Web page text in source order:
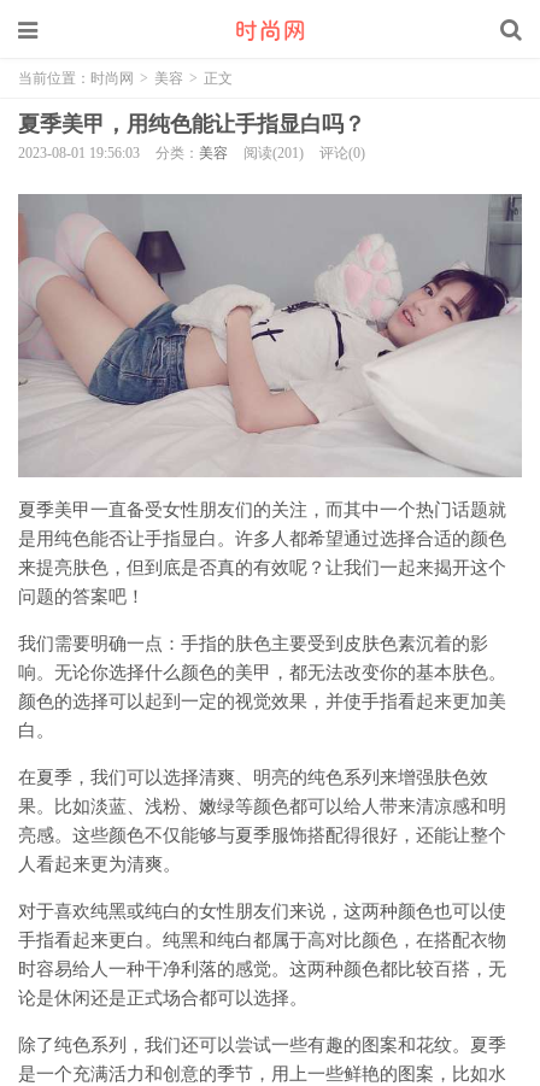
当前位置： 时尚网 > 美容 > 正文
夏季美甲，用纯色能让手指显白吗？
2023-08-01 19:56:03 分类： 美容 阅读(201) 评论(0)
夏季美甲一直备受女性朋友们的关注，而其中一个热门话题就
是用纯色能否让手指显白。许多人都希望通过选择合适的颜色
来提亮肤色，但到底是否真的有效呢？让我们一起来揭开这个
问题的答案吧！
我们需要明确一点：手指的肤色主要受到皮肤色素沉着的影
响。无论你选择什么颜色的美甲，都无法改变你的基本肤色。
颜色的选择可以起到一定的视觉效果，并使手指看起来更加美
白。
在夏季，我们可以选择清爽、明亮的纯色系列来增强肤色效
果。比如淡蓝、浅粉、嫩绿等颜色都可以给人带来清凉感和明
亮感。这些颜色不仅能够与夏季服饰搭配得很好，还能让整个
人看起来更为清爽。
对于喜欢纯黑或纯白的女性朋友们来说，这两种颜色也可以使
手指看起来更白。纯黑和纯白都属于高对比颜色，在搭配衣物
时容易给人一种干净利落的感觉。这两种颜色都比较百搭，无
论是休闲还是正式场合都可以选择。
除了纯色系列，我们还可以尝试一些有趣的图案和花纹。夏季
是一个充满活力和创意的季节，用上一些鲜艳的图案，比如水